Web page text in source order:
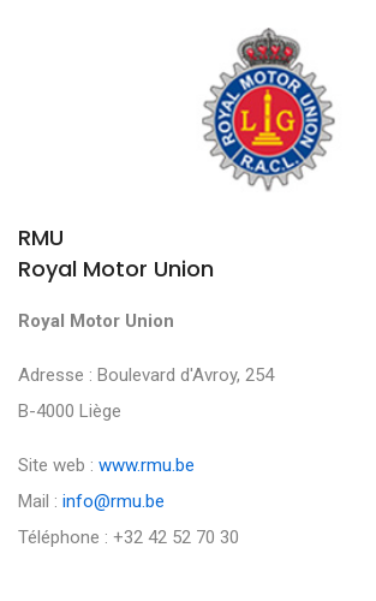
RMU
Royal Motor Union
Royal Motor Union
Adresse : Boulevard d'Avroy, 254
B-4000 Liège
Site web : www.rmu.be
Mail : info@rmu.be
Téléphone : +32 42 52 70 30